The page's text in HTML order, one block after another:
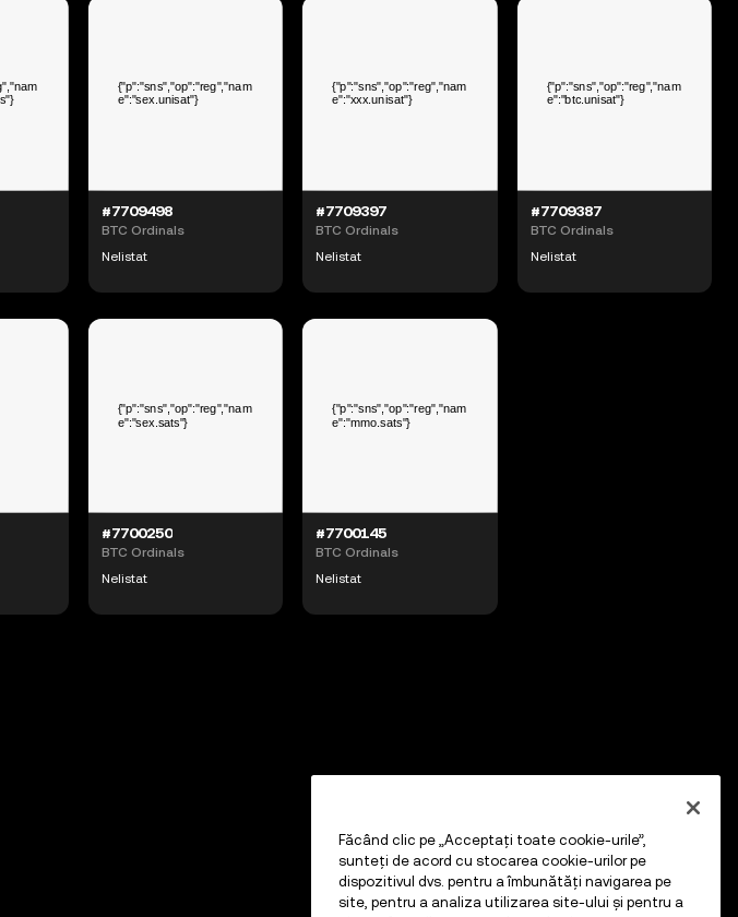
#7709498
BTC Ordinals
Nelistat
#7709397
BTC Ordinals
Nelistat
#7709387
BTC Ordinals
Nelistat
#7700250
BTC Ordinals
Nelistat
#7700145
BTC Ordinals
Nelistat
Făcând clic pe „Acceptați toate cookie-urile”,
sunteți de acord cu stocarea cookie-urilor pe
dispozitivul dvs. pentru a îmbunătăți navigarea pe
site, pentru a analiza utilizarea site-ului și pentru a